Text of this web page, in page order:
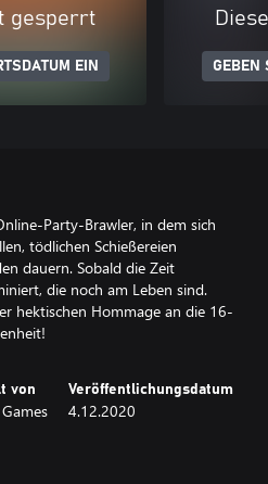
gesperrt
EIN GEBEN
Party-Brawler, in dem sich
tödlichen Schießereien
dauern. Sobald die Zeit
die noch am Leben sind.
hektischen Hommage an die 16-
von Veröffentlichungsdatum
4.12.2020